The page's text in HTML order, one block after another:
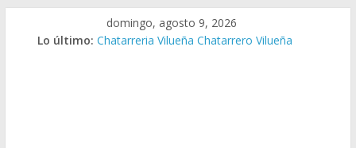
domingo, agosto 9, 2026
Lo último:
Chatarreria Vistabella Chatarrero Vistabella
Chatarreria Vilueña Chatarrero Vilueña